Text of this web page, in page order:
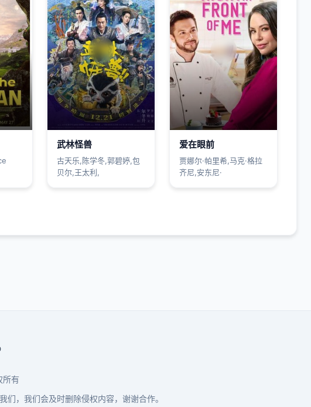
武林怪兽
古天乐,陈学冬,郭碧婷,包
贝尔,王太利,
爱在眼前
贾娜尔·帕里希,马克·格拉
齐尼,安东尼·
所有
，我们会及时删除侵权内容，谢谢合作。